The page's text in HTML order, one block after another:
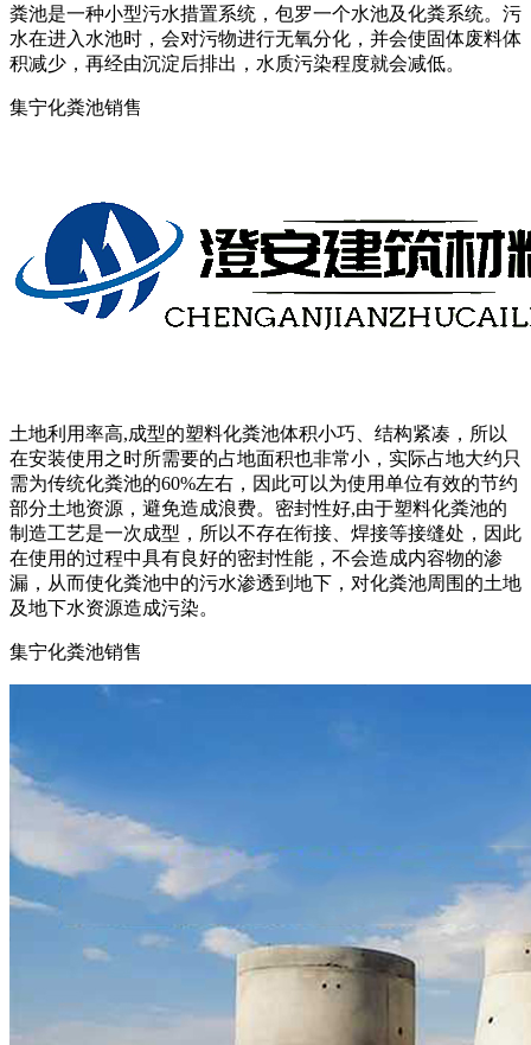
粪池是一种小型污水措置系统，包罗一个水池及化粪系统。污
水在进入水池时，会对污物进行无氧分化，并会使固体废料体
积减少，再经由沉淀后排出，水质污染程度就会减低。
集宁化粪池销售
土地利用率高,成型的塑料化粪池体积小巧、结构紧凑，所以
在安装使用之时所需要的占地面积也非常小，实际占地大约只
需为传统化粪池的60%左右，因此可以为使用单位有效的节约
部分土地资源，避免造成浪费。密封性好,由于塑料化粪池的
制造工艺是一次成型，所以不存在衔接、焊接等接缝处，因此
在使用的过程中具有良好的密封性能，不会造成内容物的渗
漏，从而使化粪池中的污水渗透到地下，对化粪池周围的土地
及地下水资源造成污染。
集宁化粪池销售